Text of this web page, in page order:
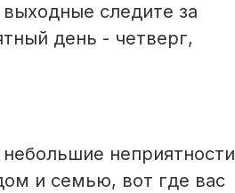
следите за
день - четверг,
неприятности
и семью, вот где вас